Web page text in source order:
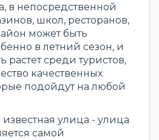
в непосредственной
школ, ресторанов,
может быть
в летний сезон, и
растет среди туристов,
качественных
подойдут на любой
улица - улица
самой